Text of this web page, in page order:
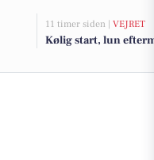
11 timer siden | VEJRET
Kølig start, lun